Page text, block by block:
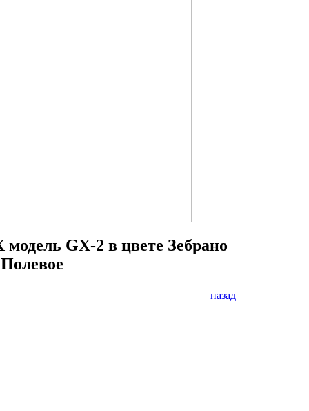
GX-2 в цвете Зебрано
Полевое
назад